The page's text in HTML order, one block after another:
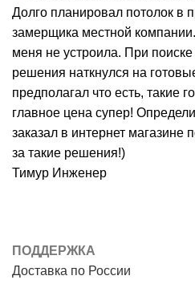
Долго планировал потолок в
замерщика местной
меня не устроила. При поиске
решения наткнулся на
предполагал что есть, такие
главное цена супер!
заказал в интернет магазине
за такие решения!)
Тимур Инженер
ПОДДЕРЖКА
Доставка по России